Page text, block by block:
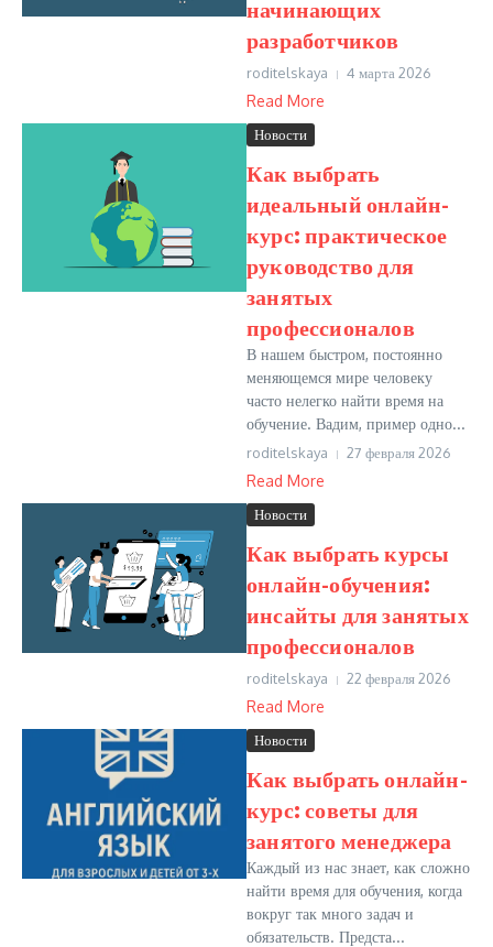
начинающих
разработчиков
roditelskaya 4 марта 2026
Read More
Новости
Как выбрать
идеальный онлайн-
курс: практическое
руководство для
занятых
профессионалов
В нашем быстром, постоянно
меняющемся мире человеку
часто нелегко найти время на
обучение. Вадим, пример одно...
roditelskaya 27 февраля 2026
Read More
Новости
Как выбрать курсы
онлайн-обучения:
инсайты для занятых
профессионалов
roditelskaya 22 февраля 2026
Read More
Новости
Как выбрать онлайн-
курс: советы для
занятого менеджера
Каждый из нас знает, как сложно
найти время для обучения, когда
вокруг так много задач и
обязательств. Предста...